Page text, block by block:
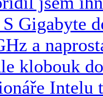
S Gigabyte
a
klobouk
Intelu